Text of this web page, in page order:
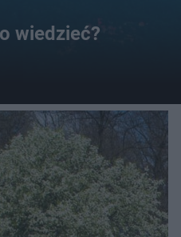
wiedzieć?